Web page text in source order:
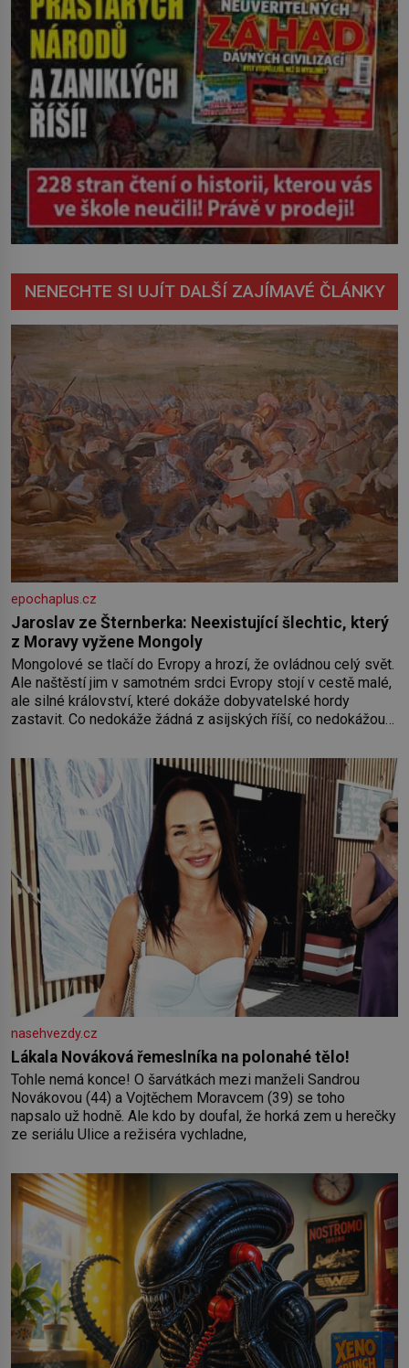
NENECHTE SI UJÍT DALŠÍ ZAJÍMAVÉ ČLÁNKY
epochaplus.cz
Jaroslav ze Šternberka: Neexistující šlechtic, který
z Moravy vyžene Mongoly
Mongolové se tlačí do Evropy a hrozí, že ovládnou celý svět.
Ale naštěstí jim v samotném srdci Evropy stojí v cestě malé,
ale silné království, které dokáže dobyvatelské hordy
zastavit. Co nedokáže žádná z asijských říší, co nedokážou
od roku 1223 postupují podél Kaspického a Azovského
moře,
nasehvezdy.cz
Lákala Nováková řemeslníka na polonahé tělo!
Tohle nemá konce! O šarvátkách mezi manželi Sandrou
Novákovou (44) a Vojtěchem Moravcem (39) se toho
napsalo už hodně. Ale kdo by doufal, že horká zem u herečky
ze seriálu Ulice a režiséra vychladne,